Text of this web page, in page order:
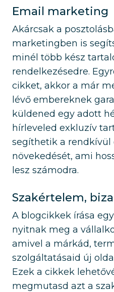
Email marketing
Akárcsak a
marketingben is
minél több kész
rendelkezésedre.
cikket, akkor a már
lévő embereknek
küldened egy adott
hírleveled exkluzív
segíthetik a rendkívül
növekedését, ami
lesz számodra.
Szakértelem,
A blogcikkek írása
nyitnak meg a
amivel a márkád,
szolgáltatásaid új
Ezek a cikkek
megmutasd azt a